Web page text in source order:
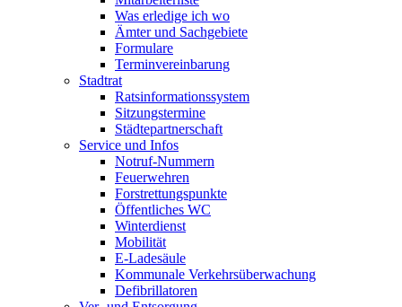
Was erledige ich wo
Ämter und Sachgebiete
Formulare
Terminvereinbarung
Stadtrat
Ratsinformationssystem
Sitzungstermine
Städtepartnerschaft
Service und Infos
Notruf-Nummern
Feuerwehren
Forstrettungspunkte
Öffentliches WC
Winterdienst
Mobilität
E-Ladesäule
Kommunale Verkehrsüberwachung
Defibrillatoren